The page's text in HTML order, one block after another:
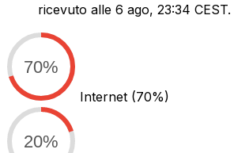
ricevuto alle 6 ago, 23:34 CEST.
70%
Internet (70%)
20%